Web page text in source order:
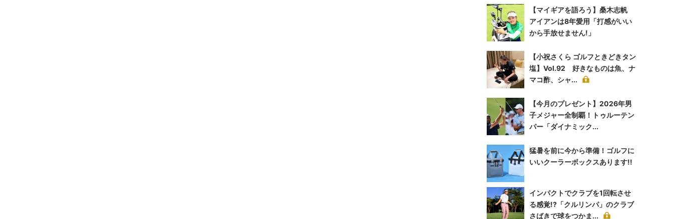
【マイギアを語ろう】桑木志帆
アイアンは8年愛用「打感がいい
から手放せません!」
【小祝さくら ゴルフときどきタン
塩】Vol.92 好きなものは魚、ナ
マコ酢、シャ...
【今月のプレゼント】2026年男
子メジャー全制覇！トゥルーテン
パー「ダイナミック...
猛暑を前に今から準備！ゴルフに
いいクーラーボックスあります!!
インパクトでクラブを1回転させ
る感覚!?「クルリンパ」のクラブ
さばきで球をつかま...